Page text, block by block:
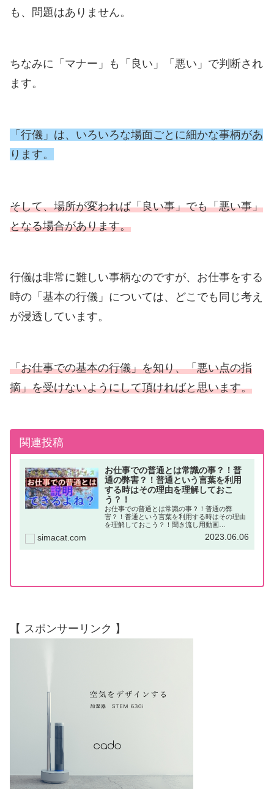
も、問題はありません。
ちなみに「マナー」も「良い」「悪い」で判断され
ます。
「行儀」は、いろいろな場面ごとに細かな事柄があ
ります。
そして、場所が変われば「良い事」でも「悪い事」
となる場合があります。
行儀は非常に難しい事柄なのですが、お仕事をする
時の「基本の行儀」については、どこでも同じ考え
が浸透しています。
「お仕事での基本の行儀」を知り、「悪い点の指
摘」を受けないようにして頂ければと思います。
関連投稿
お仕事での普通とは常識の事？！普
通の弊害？！普通という言葉を利用
する時はその理由を理解しておこ
う？！
お仕事での普通とは常識の事？！普通の弊
害？！普通という言葉を利用する時はその理由
を理解しておこう？！聞き流し用動画
（YouTube）はじめにお仕事をしていると、
「普通はそれくらいできますよね」などと言わ
れる事があります。しかし、よくよく考え...
simacat.com 2023.06.06
【 スポンサーリンク 】